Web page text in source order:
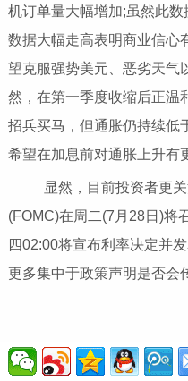
机订单量大幅增加;虽然此
数据大幅走高表明商业信心
望克服强势美元、恶劣天气
然，在第一季度收缩后正温
招兵买马，但通胀仍持续低
希望在加息前对通胀上升有
显然，目前投资者更关
(FOMC)在周二(7月28日)将
四02:00将宣布利率决定并
更多集中于政策声明是否会